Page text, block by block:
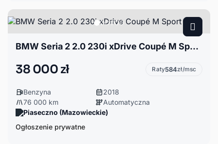
BMW Seria 2 2.0 230i xDrive Coupé M Sport 2018
38 000 zł Raty584zł/msc
Benzyna
2018
76 000 km
Automatyczna
Piaseczno (Mazowieckie)
Ogłoszenie prywatne